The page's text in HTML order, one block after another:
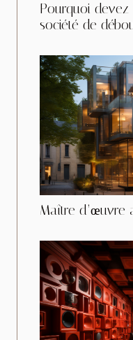
Pourquoi
société de
Maître d’œuvre